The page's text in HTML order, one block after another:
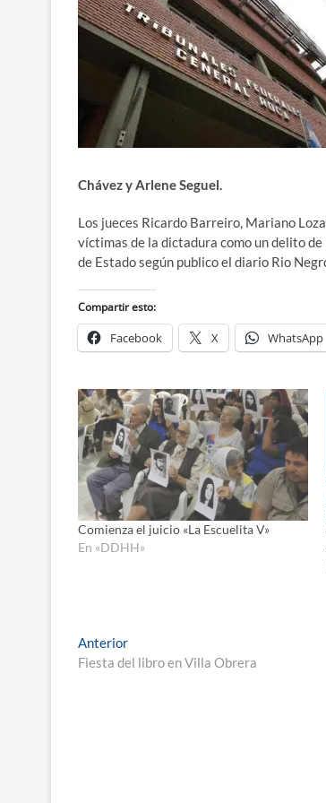
Chávez y Arlene Seguel.
Los jueces Ricardo Barreiro, Mariano
víctimas de la dictadura como un delito
de Estado según publico el diario Rio
Compartir esto:
Facebook X WhatsApp
Comienza el juicio «La Escuelita V»
En «DDHH»
Navegación
de
AnteriorEntrada
anterior:
Fiesta del libro en Villa Obrera